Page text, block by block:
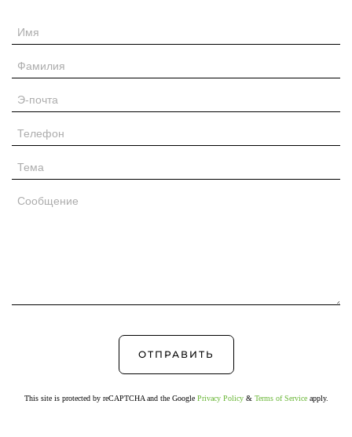
This site is protected by reCAPTCHA and the Google Privacy Policy& Terms of Serviceapply.